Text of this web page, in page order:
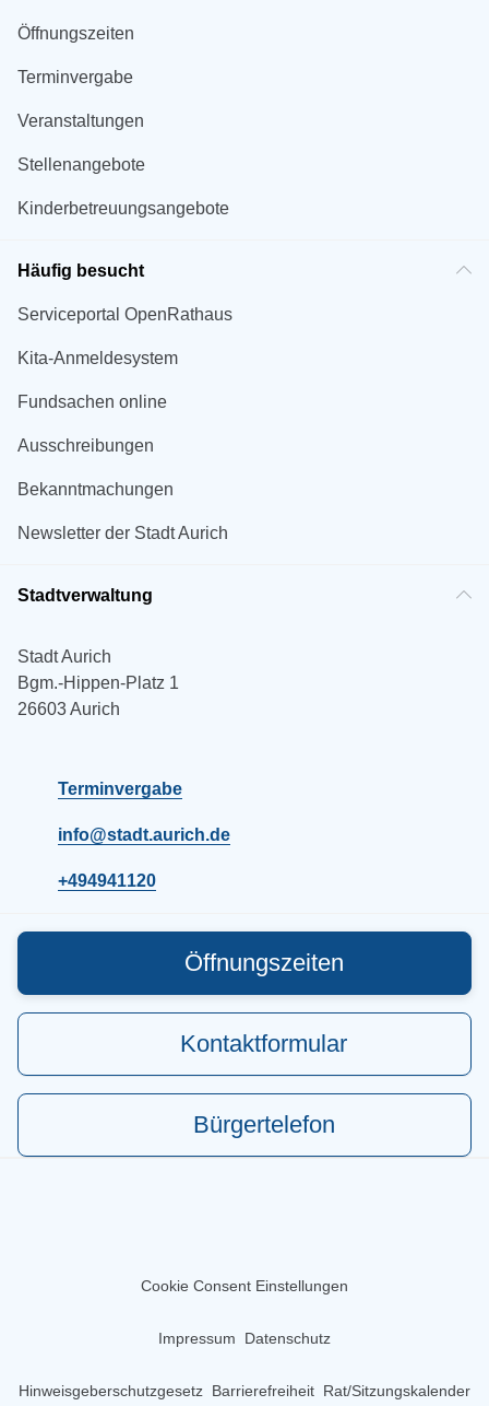
Öffnungszeiten
Terminvergabe
Veranstaltungen
Stellenangebote
Kinderbetreuungsangebote
Häufig besucht
Serviceportal OpenRathaus
Kita-Anmeldesystem
Fundsachen online
Ausschreibungen
Bekanntmachungen
Newsletter der Stadt Aurich
Stadtverwaltung
Stadt Aurich
Bgm.-Hippen-Platz 1
26603 Aurich
Terminvergabe
info@stadt.aurich.de
+494941120
Öffnungszeiten
Kontaktformular
Bürgertelefon
Cookie Consent Einstellungen
Impressum Datenschutz
Hinweisgeberschutzgesetz Barrierefreiheit Rat/Sitzungskalender